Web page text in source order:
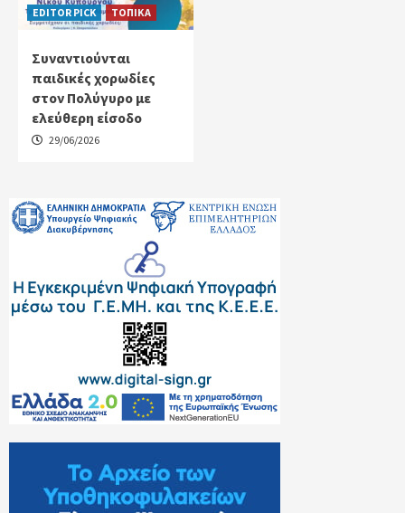
EDITOR PICK ΤΟΠΙΚΑ
Συναντιούνται
παιδικές χορωδίες
στον Πολύγυρο με
ελεύθερη είσοδο
29/06/2026